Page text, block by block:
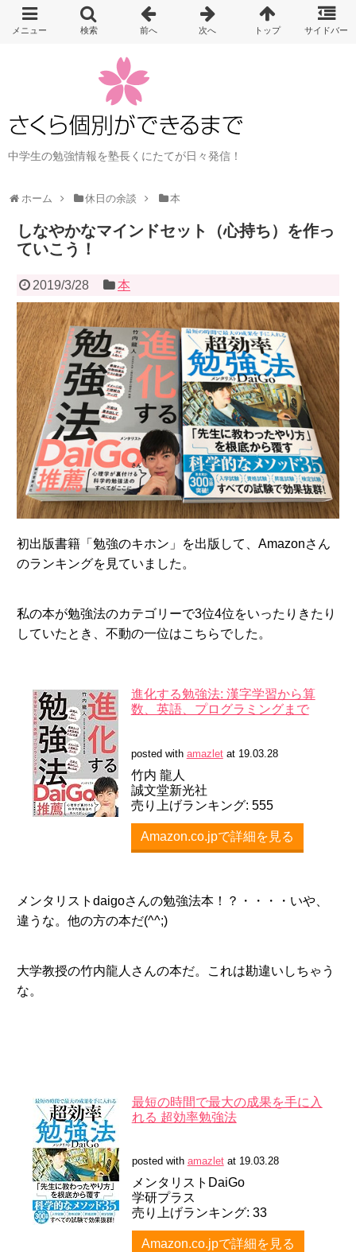
中学生の勉強情報を塾長くにたてが日々発信！
ホーム 休日の余談 本
しなやかなマインドセット（心持ち）を作っ
ていこう！
2019/3/28 本
初出版書籍「勉強のキホン」を出版して、Amazonさん
のランキングを見ていました。
私の本が勉強法のカテゴリーで3位4位をいったりきたり
していたとき、不動の一位はこちらでした。
進化する勉強法: 漢字学習から算
数、英語、プログラミングまで
posted with amazletat 19.03.28
竹内 龍人
誠文堂新光社
売り上げランキング: 555
Amazon.co.jpで詳細を見る
メンタリストdaigoさんの勉強法本！？・・・・いや、
違うな。他の方の本だ(^^;)
大学教授の竹内龍人さんの本だ。これは勘違いしちゃう
な。
最短の時間で最大の成果を手に入
れる 超効率勉強法
posted with amazletat 19.03.28
メンタリストDaiGo
学研プラス
売り上げランキング: 33
Amazon.co.jpで詳細を見る